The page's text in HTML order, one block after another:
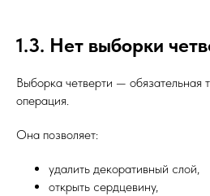
1.3. Нет выборки
Выборка четверти — обязательная
операция.
Она позволяет:
удалить декоративный слой,
открыть сердцевину,